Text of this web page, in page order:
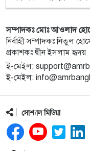
মিতু
ভোটকেন্দ্রের
আটক
১১
গোপালগঞ্জে
১২
সন্ত্রাসীদের
সম্ভব নয় : ভিপি
১৩
সম্পাদকঃ মোঃ আওলাদ
নির্বাহী সম্পাদকঃ নিতুল
প্রকাশকঃ দ্বীন ইসলাম হৃদয়
ই-মেইল:
ই-মেইল:
সোশ্যাল মিডিয়া